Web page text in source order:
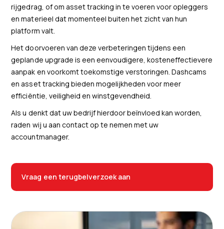
rijgedrag, of om asset tracking in te voeren voor opleggers
en materieel dat momenteel buiten het zicht van hun
platform valt.
Het doorvoeren van deze verbeteringen tijdens een
geplande upgrade is een eenvoudigere, kosteneffectievere
aanpak en voorkomt toekomstige verstoringen. Dashcams
en asset tracking bieden mogelijkheden voor meer
efficiëntie, veiligheid en winstgevendheid.
Als u denkt dat uw bedrijf hierdoor beïnvloed kan worden,
raden wij u aan contact op te nemen met uw
accountmanager.
Vraag een terugbelverzoek aan